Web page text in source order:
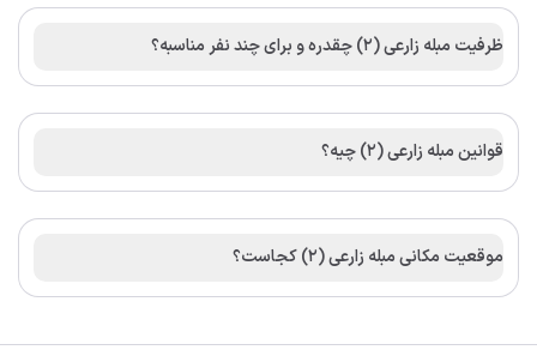
ظرفیت مبله زارعی (۲) چقدره و برای چند نفر مناسبه؟
قوانین مبله زارعی (۲) چیه؟
موقعیت مکانی مبله زارعی (۲) کجاست؟